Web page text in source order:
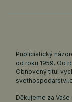
Publicistický
od roku 1959. Od
Obnovený titul
Děkujeme za